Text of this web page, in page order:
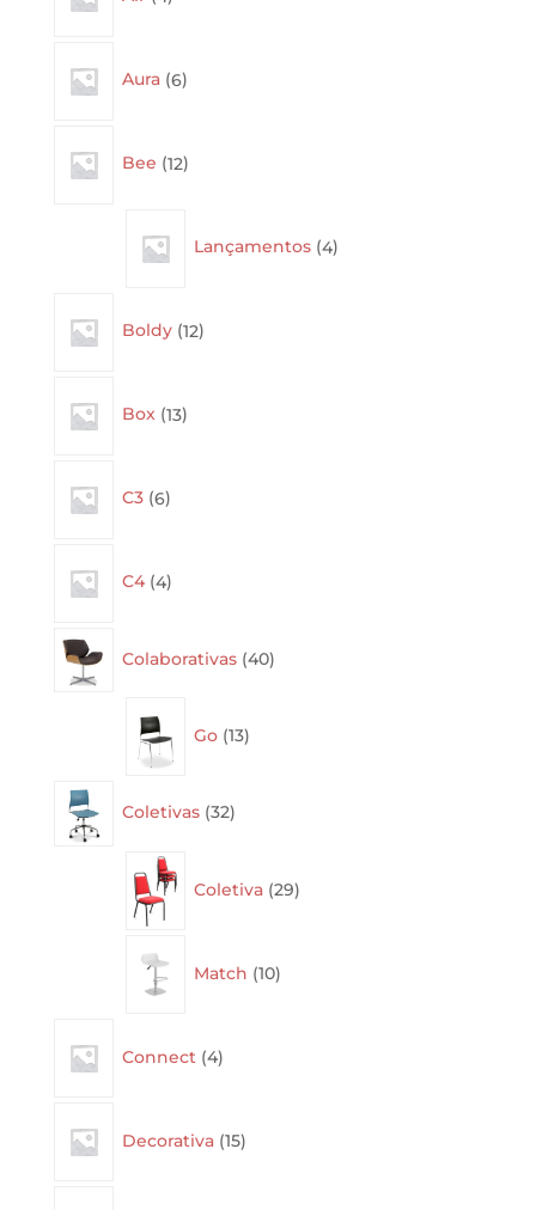
Aura 6products
Bee 12products
Lançamentos 4products
Boldy 12products
Box 13products
C3 6products
C4 4products
Colaborativas 40products
Go 13products
Coletivas 32products
Coletiva 29products
Match 10products
Connect 4products
Decorativa 15products